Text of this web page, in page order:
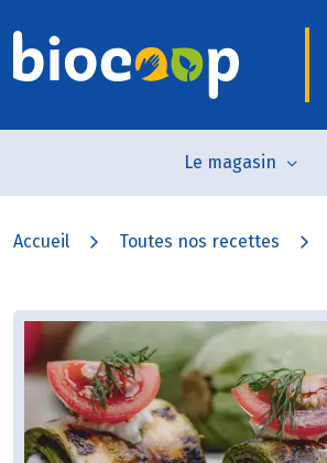
Le magasin
Accueil Toutes nos recettes